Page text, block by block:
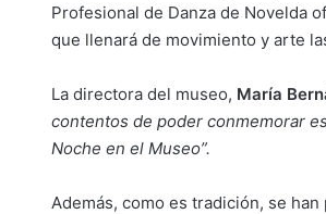
Profesional de Danza de Novelda
que llenará de movimiento y arte
La directora del museo, María
contentos de poder conmemorar
Noche en el Museo”.
Además, como es tradición, se